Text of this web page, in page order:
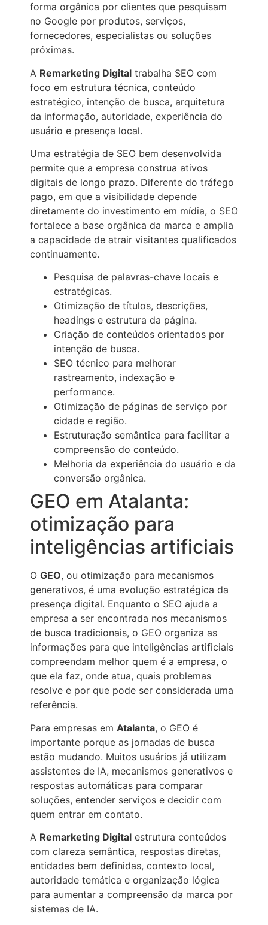
forma orgânica por clientes que pesquisam
no Google por produtos, serviços,
fornecedores, especialistas ou soluções
próximas.
A Remarketing Digital trabalha SEO com
foco em estrutura técnica, conteúdo
estratégico, intenção de busca, arquitetura
da informação, autoridade, experiência do
usuário e presença local.
Uma estratégia de SEO bem desenvolvida
permite que a empresa construa ativos
digitais de longo prazo. Diferente do tráfego
pago, em que a visibilidade depende
diretamente do investimento em mídia, o SEO
fortalece a base orgânica da marca e amplia
a capacidade de atrair visitantes qualificados
continuamente.
Pesquisa de palavras-chave locais e
estratégicas.
Otimização de títulos, descrições,
headings e estrutura da página.
Criação de conteúdos orientados por
intenção de busca.
SEO técnico para melhorar
rastreamento, indexação e
performance.
Otimização de páginas de serviço por
cidade e região.
Estruturação semântica para facilitar a
compreensão do conteúdo.
Melhoria da experiência do usuário e da
conversão orgânica.
GEO em Atalanta:
otimização para
inteligências artificiais
O GEO, ou otimização para mecanismos
generativos, é uma evolução estratégica da
presença digital. Enquanto o SEO ajuda a
empresa a ser encontrada nos mecanismos
de busca tradicionais, o GEO organiza as
informações para que inteligências artificiais
compreendam melhor quem é a empresa, o
que ela faz, onde atua, quais problemas
resolve e por que pode ser considerada uma
referência.
Para empresas em Atalanta, o GEO é
importante porque as jornadas de busca
estão mudando. Muitos usuários já utilizam
assistentes de IA, mecanismos generativos e
respostas automáticas para comparar
soluções, entender serviços e decidir com
quem entrar em contato.
A Remarketing Digital estrutura conteúdos
com clareza semântica, respostas diretas,
entidades bem definidas, contexto local,
autoridade temática e organização lógica
para aumentar a compreensão da marca por
sistemas de IA.